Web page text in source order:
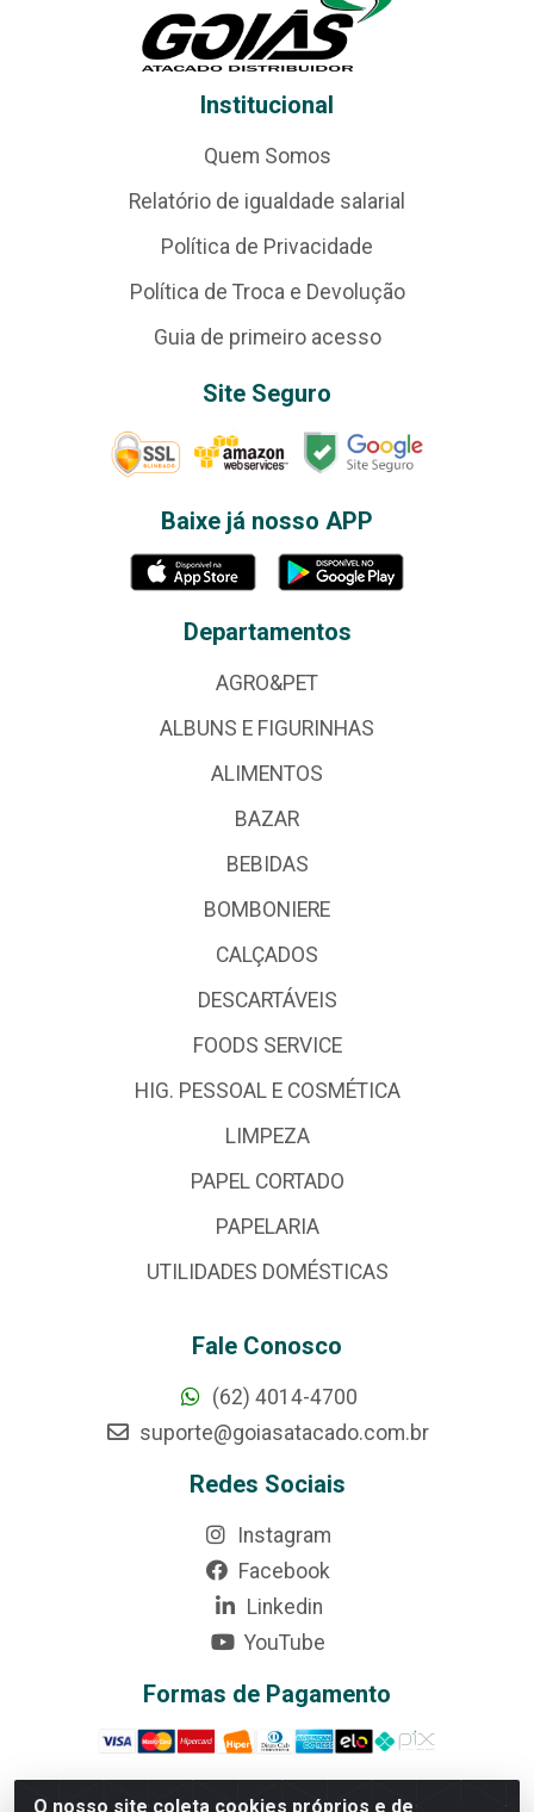
O nosso site coleta cookies próprios e de
Institucional
Quem Somos
Relatório de igualdade salarial
Política de Privacidade
Política de Troca e Devolução
Guia de primeiro acesso
Site Seguro
Baixe já nosso APP
Departamentos
AGRO&PET
ALBUNS E FIGURINHAS
ALIMENTOS
BAZAR
BEBIDAS
BOMBONIERE
CALÇADOS
DESCARTÁVEIS
FOODS SERVICE
HIG. PESSOAL E COSMÉTICA
LIMPEZA
PAPEL CORTADO
PAPELARIA
UTILIDADES DOMÉSTICAS
Fale Conosco
(62) 4014-4700
suporte@goiasatacado.com.br
Redes Sociais
Instagram
Facebook
Linkedin
YouTube
Formas de Pagamento